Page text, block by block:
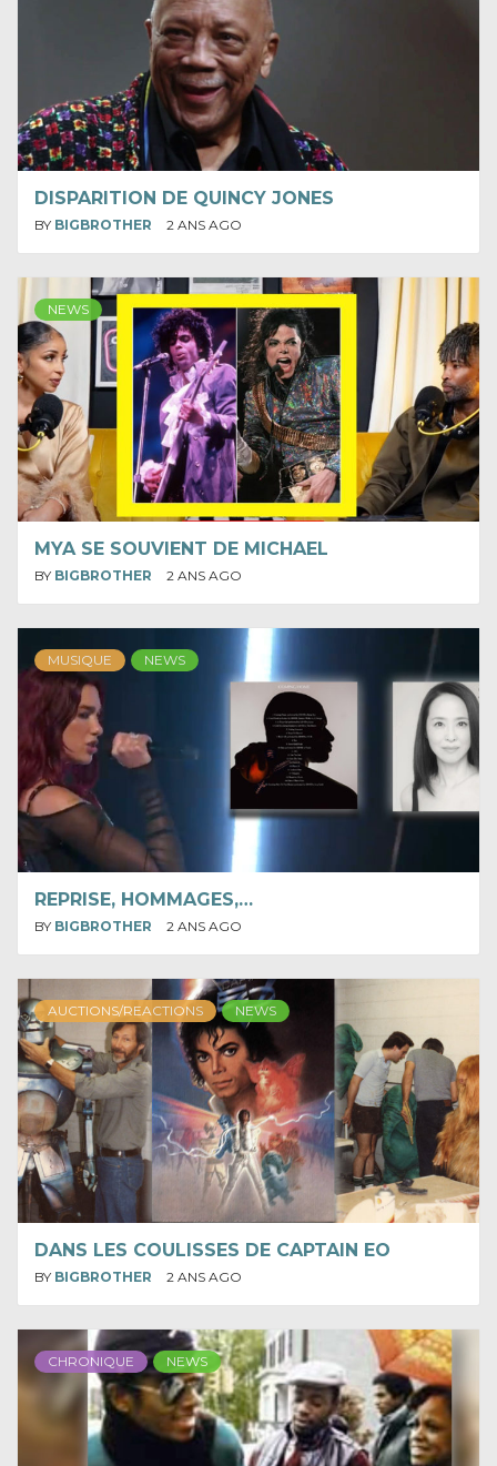
DISPARITION DE QUINCY JONES
BY BIGBROTHER 2 ANS AGO
NEWS
MYA SE SOUVIENT DE MICHAEL
BY BIGBROTHER 2 ANS AGO
MUSIQUE NEWS
REPRISE, HOMMAGES,…
BY BIGBROTHER 2 ANS AGO
AUCTIONS/REACTIONS NEWS
DANS LES COULISSES DE CAPTAIN EO
BY BIGBROTHER 2 ANS AGO
CHRONIQUE NEWS